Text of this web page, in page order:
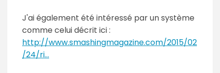
J'ai également été intéressé par un système
comme celui décrit ici :
http://www.smashingmagazine.com/2015/02
/24/ri...